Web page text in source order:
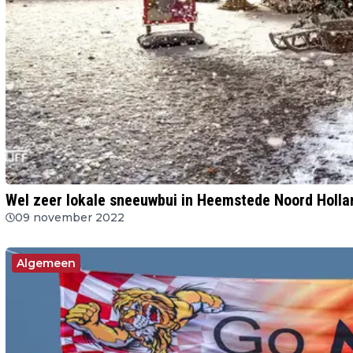
Wel zeer lokale sneeuwbui in Heemstede Noord
09 november 2022
Algemeen